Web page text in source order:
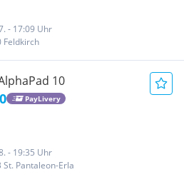
- 17:09 Uhr
Feldkirch
10
PayLivery
- 19:35 Uhr
St. Pantaleon-Erla